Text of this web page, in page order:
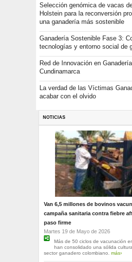
Selección genómica de vacas
Holstein para la reconversión
una ganadería más sostenible
Ganadería Sostenible Fase 3:
tecnologías y entorno social de
Red de Innovación en
Cundinamarca
La verdad de las Víctimas
acabar con el olvido
NOTICIAS
Van 6,5 millones de bovinos
campaña sanitaria contra fiebre
paso firme
Martes 19 de Mayo de 2026
Más de 50 ciclos de vacunación
han consolidado una sólida
sector ganadero colombiano. más›